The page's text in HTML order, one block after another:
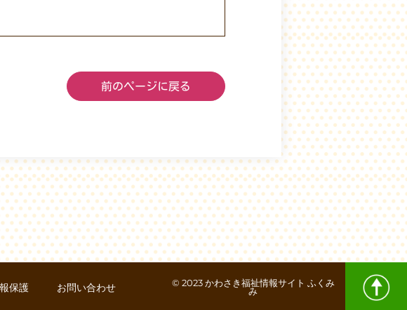
前のページに戻る
保護 お問い合わせ
© 2023 かわさき福祉情報サイト ふくみ
み